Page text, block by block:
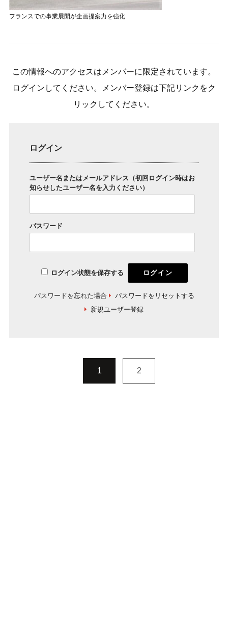
フランスでの事業展開が企画提案力を強化
この情報へのアクセスはメンバーに限定されています。
ログインしてください。メンバー登録は下記リンクをク
リックしてください。
ログイン
ユーザー名またはメールアドレス（初回ログイン時はお
知らせしたユーザー名を入力ください）
パスワード
ログイン状態を保存する
パスワードを忘れた場合
パスワードをリセットする
新規ユーザー登録
1 2